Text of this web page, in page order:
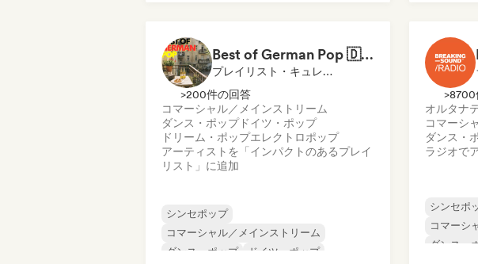
Best of German Pop 🇩🇪
プレイリスト・キュレーター
>200件の回答
コマーシャル／メインストリーム
ダンス・ポップドイツ・ポップ
ドリーム・ポップエレクトロポップ
アーティストを「インパクトのあるプレイ
リスト」に追加
シンセポップ
コマーシャル／メインストリーム
ダンス・ポップ
ドイツ・ポップ
>8700
オルタナ
コマーシ
ダンス・
ラジオで
シンセポ
コマーシ
ダンス・